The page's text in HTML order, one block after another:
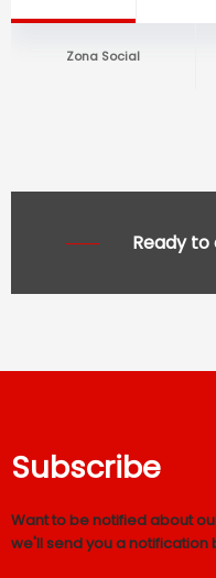
Zona Social
Ready
Subscribe
Want to be notified about
we'll send you a notification